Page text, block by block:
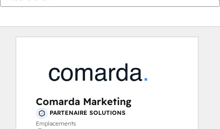
Comarda Marketing
PARTENAIRE SOLUTIONS
Emplacements